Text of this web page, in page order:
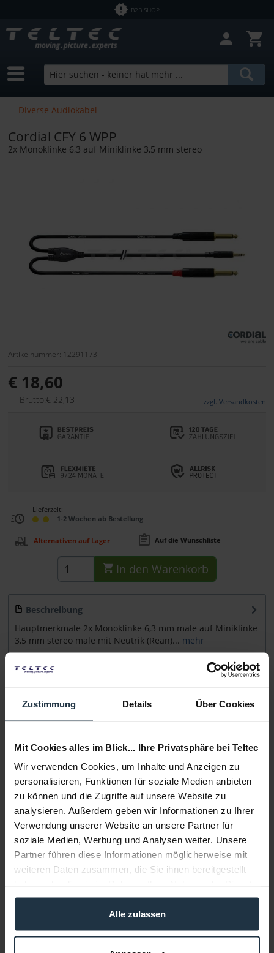
Zustimmung Details Über Cookies
Mit Cookies alles im Blick... Ihre Privatsphäre bei Teltec
Wir verwenden Cookies, um Inhalte und Anzeigen zu
personalisieren, Funktionen für soziale Medien anbieten
zu können und die Zugriffe auf unsere Website zu
analysieren. Außerdem geben wir Informationen zu Ihrer
Verwendung unserer Website an unsere Partner für
soziale Medien, Werbung und Analysen weiter. Unsere
Partner führen diese Informationen möglicherweise mit
weiteren Daten zusammen, die Sie ihnen bereitgestellt
gesammelt haben.
Alle zulassen
B2B SHOP
Diverse Audiokabel
Cordial CFY 6 WPP
2x Monoklinke 6,3 auf Miniklinke 3,5 mm stereo
Artikelnummer: 12291173
€ 18,60
Brutto:€ 22,13 zzgl. Versandkosten
Lieferzeit:
1-2 Wochen ab Bestellung
Alternativen auf Lager Auf die Wunschliste
In den Warenkorb
Beschreibung
Hauptmerkmale 2x Monoklinke 6,3 mm male auf Miniklinke
3,5 mm stereo male mit Neutrik (Rean)... mehr
Beratung
Medien
Infos zu Hersteller & Produktsicherheit
Folgende Infos zum Hersteller sind verfübar......mehr
Weitere Artikel von Cordial ansehen
Miniklinke Stereo male-Miniklinke Stereo male, 3 m